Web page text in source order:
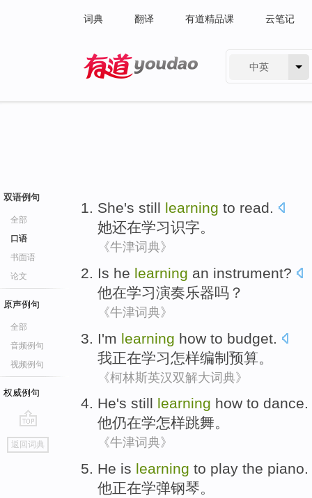
词典 翻译 有道精品课 云笔记
中英
双语例句
全部
口语
书面语
论文
原声例句
全部
音频例句
视频例句
权威例句
go
top
返回词典
She's still learning to read.
她还在学习识字。
《牛津词典》
Is he learning an instrument?
他在学习演奏乐器吗？
《牛津词典》
I'm learning how to budget
我正在学习怎样编制预算 。
《柯林斯英汉双解大词典》
He's still learning how to dance.
他仍在学怎样跳舞。
《牛津词典》
He is learning to play the piano.
他正在学弹钢琴。